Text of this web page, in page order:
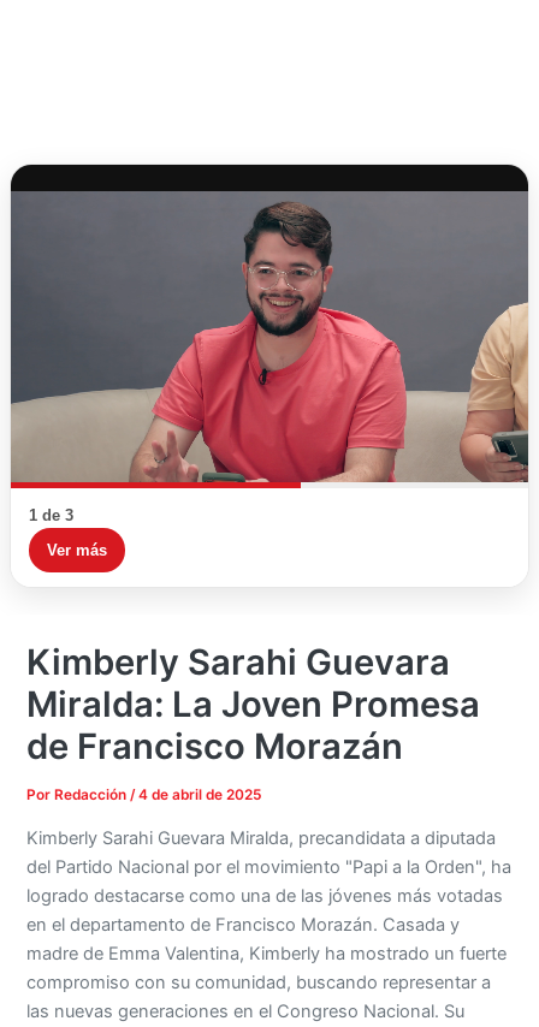
1 de 3
Ver más
Kimberly Sarahi Guevara
Miralda: La Joven Promesa
de Francisco Morazán
Por Redacción/4 de abril de 2025
Kimberly Sarahi Guevara Miralda, precandidata a diputada
del Partido Nacional por el movimiento "Papi a la Orden", ha
logrado destacarse como una de las jóvenes más votadas
en el departamento de Francisco Morazán. Casada y
madre de Emma Valentina, Kimberly ha mostrado un fuerte
compromiso con su comunidad, buscando representar a
las nuevas generaciones en el Congreso Nacional. Su